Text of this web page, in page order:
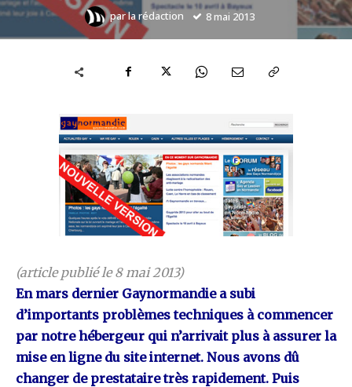
parla rédaction 8 mai 2013
(article publié le 8 mai 2013)
En mars dernier Gaynormandie a subi
d’importants problèmes techniques à commencer
par notre hébergeur qui n’arrivait plus à assurer la
mise en ligne du site internet. Nous avons dû
changer de prestataire très rapidement. Puis